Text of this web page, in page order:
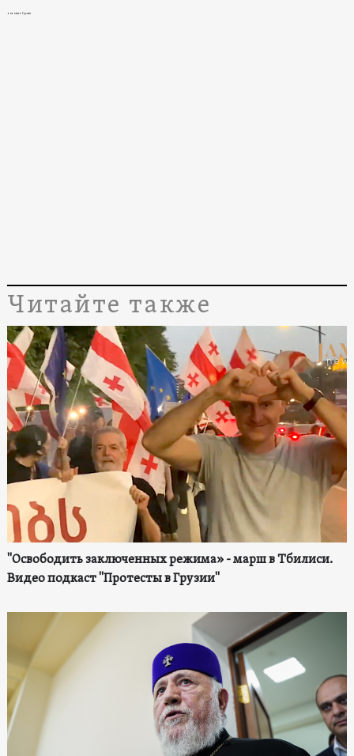
новости в Грузии
Читайте также
"Освободить заключенных режима» - марш в Тбилиси.
Видео подкаст "Протесты в Грузии"